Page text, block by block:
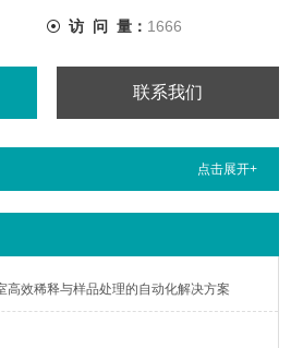
访 问 量： 1666
联系我们
点击展开+
高效稀释与样品处理的自动化解决方案